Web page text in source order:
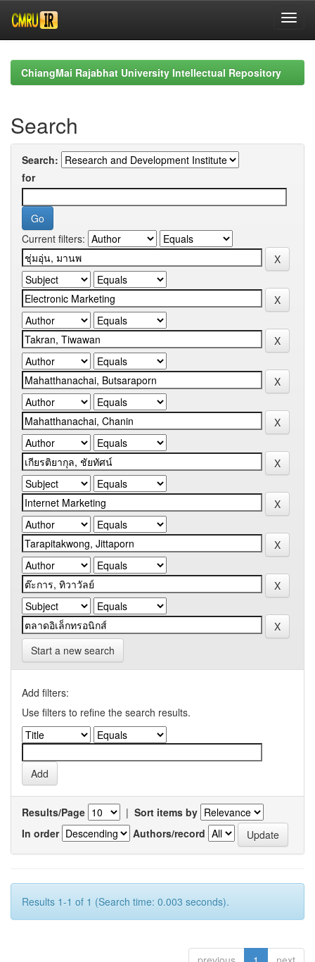
navigationChiangMai Rajabhat University Intellectual Repository
Search
Search:
for
Current filters:
Start a new search
Add filters:
Use filters to refine the search results.
Results/Page | Sort items by
In order
Authors/record
Results 1-1 of 1 (Search time: 0.003 seconds).